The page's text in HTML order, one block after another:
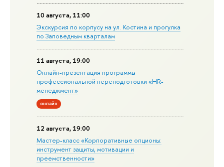
10 августа, 11:00
Экскурсия по корпусу на ул. Костина и прогулка
по Заповедным кварталам
11 августа, 19:00
Онлайн-презентация программы
профессиональной переподготовки «HR-
менеджмент»
онлайн
12 августа, 19:00
Мастер-класс «Корпоративные опционы:
инструмент защиты, мотивации и
преемственности»